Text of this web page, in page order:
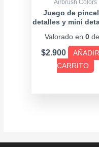
Airbrush Colors
Juego de
detalles y mini
Valorado en0
$2.900
AÑADIR
CARRITO